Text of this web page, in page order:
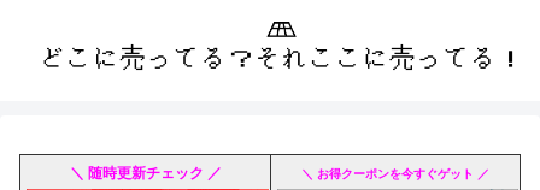
＼ 随時更新チェック ／ ＼ お得クーポンを今すぐゲット ／